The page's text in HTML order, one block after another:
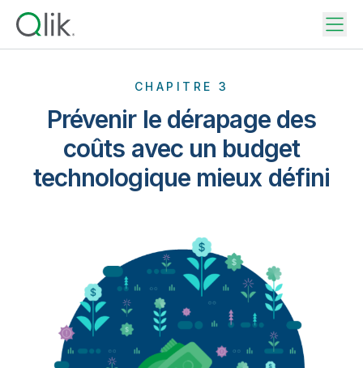
CHAPITRE 3
Prévenir le dérapage des
coûts avec un budget
technologique mieux défini